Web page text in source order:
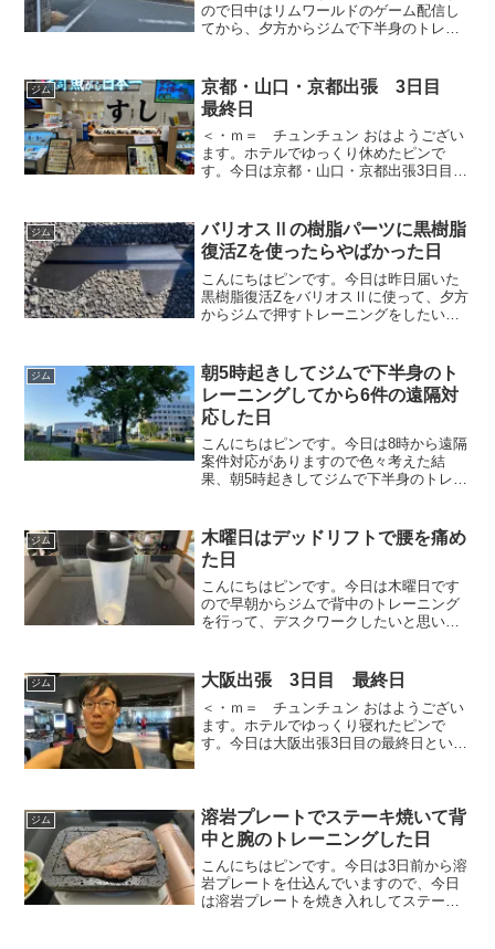
ので日中はリムワールドのゲーム配信し
てから、夕方からジムで下半身のトレー
ジム
京都・山口・京都出張 3日目
最終日
＜・ｍ＝ チュンチュン おはようござい
ます。ホテルでゆっくり休めたピンで
す。今日は京都・山口・京都出張3日目の
ジム
バリオスⅡの樹脂パーツに黒樹脂
復活Zを使ったらやばかった日
こんにちはピンです。今日は昨日届いた
黒樹脂復活ZをバリオスⅡに使って、夕方
からジムで押すトレーニングをしたいと
ジム
朝5時起きしてジムで下半身のト
レーニングしてから6件の遠隔対
応した日
こんにちはピンです。今日は8時から遠隔
案件対応がありますので色々考えた結
果、朝5時起きしてジムで下半身のトレー
ジム
木曜日はデッドリフトで腰を痛め
た日
こんにちはピンです。今日は木曜日です
ので早朝からジムで背中のトレーニング
を行って、デスクワークしたいと思いま
ジム 大阪出張 3日目 最終日
＜・ｍ＝ チュンチュン おはようござい
ます。ホテルでゆっくり寝れたピンで
す。今日は大阪出張3日目の最終日という
ーニングを行って、ユタカライナーに乗
車したいと思います。
ジム
溶岩プレートでステーキ焼いて背
中と腕のトレーニングした日
こんにちはピンです。今日は3日前から溶
岩プレートを仕込んでいますので、今日
は溶岩プレートを焼き入れしてステーキ